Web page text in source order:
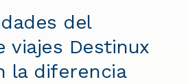
del
viajes Destinux
la diferencia